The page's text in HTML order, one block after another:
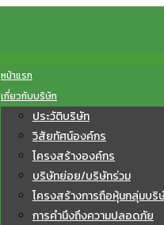
หน้าแรก
เกี่ยวกับบริษัท
ประวัติบริษัท
วิสัยทัศน์องค์กร
โครงสร้างองค์กร
บริษัทย่อย/บริษัทร่วม
โครงสร้างการถือหุ้นกลุ่มบริ
การคำนึงถึงความปลอดภัย